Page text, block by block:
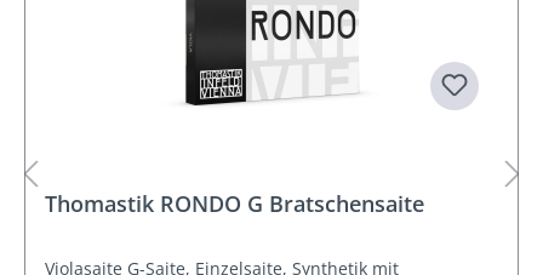
Thomastik RONDO G Bratschensaite
Violasaite G-Saite, Einzelsaite, Synthetik mit